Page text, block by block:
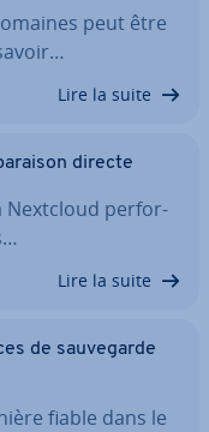
peut être
Lire la suite
directe
Nextcloud per­for­
Lire la suite
de sau­ve­garde
fiable dans le